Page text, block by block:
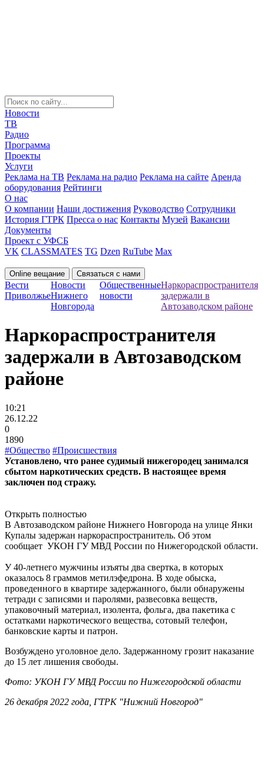
Новости
ТВ
Радио
Программа
Проекты
Услуги
Реклама на ТВ Реклама на радио Реклама на сайте Аренда
оборудования Рейтинги
О нас
О компании Наши достижения Руководство Сотрудники
История ГТРК Пресса о нас Контакты Музей Вакансии
Документы
Проект с УФСБ
VK CLASSMATES TG Dzen RuTube Max
Online вещание Связаться с нами
Вести
Приволжье
Новости
Нижнего
Новгорода
Общественные
новости
Наркораспространителя
задержали в
Автозаводском районе
Наркораспространителя
задержали в Автозаводском
районе
10:21
26.12.22
0
1890
#Общество #Происшествия
Установлено, что ранее судимый нижегородец занимался
сбытом наркотических средств. В настоящее время
заключен под стражу.
Открыть полностью
В Автозаводском районе Нижнего Новгорода на улице Янки
Купалы задержан наркораспространитель. Об этом
сообщает УКОН ГУ МВД России по Нижегородской области.
У 40-летнего мужчины изъяты два свертка, в которых
оказалось 8 граммов метилэфедрона. В ходе обыска,
проведенного в квартире задержанного, были обнаружены
тетради с записями и паролями, развесовка веществ,
упаковочный материал, изолента, фольга, два пакетика с
остатками наркотического вещества, сотовый телефон,
банковские карты и патрон.
Возбуждено уголовное дело. Задержанному грозит наказание
до 15 лет лишения свободы.
Фото: УКОН ГУ МВД России по Нижегородской области
26 декабря 2022 года, ГТРК "Нижний Новгород"